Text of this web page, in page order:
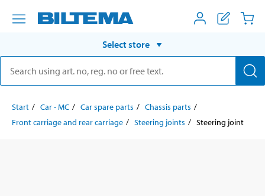
Select store
Start Car - MC Car spare parts
Chassis parts
Front carriage and rear carriage
Steering joints Steering joint